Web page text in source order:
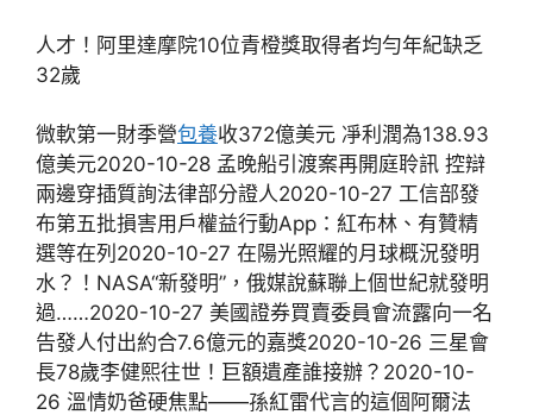
人才！阿里達摩院10位青橙獎取得者均勻年紀缺乏
32歲
微軟第一財季營包養收372億美元 凈利潤為138.93
億美元2020-10-28 孟晚船引渡案再開庭聆訊 控辯
兩邊穿插質詢法律部分證人2020-10-27 工信部發
布第五批損害用戶權益行動App：紅布林、有贊精
選等在列2020-10-27 在陽光照耀的月球概況發明
水？！NASA“新發明”，俄媒說蘇聯上個世紀就發明
過……2020-10-27 美國證券買賣委員會流露向一名
告發人付出約合7.6億元的嘉獎2020-10-26 三星會
長78歲李健熙往世！巨額遺產誰接辦？2020-10-
26 溫情奶爸硬焦點——孫紅雷代言的這個阿爾法